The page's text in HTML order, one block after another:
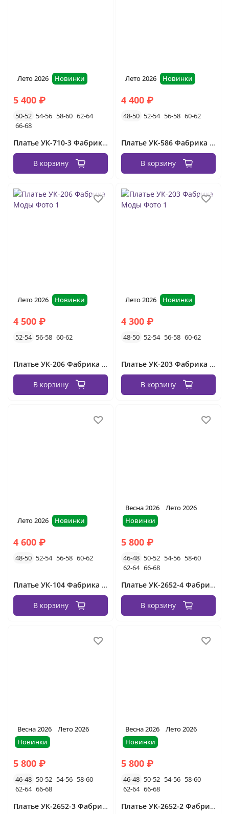
вечернее платье для мамы
платья на выпускной вечер
Лето 2026 Новинки
5 400 ₽
50-52 54-56 58-60 62-64
66-68
Платье УК-710-3 Фабрика Моды
В корзину
Лето 2026 Новинки
4 400 ₽
48-50 52-54 56-58 60-62
Платье УК-586 Фабрика Моды
В корзину
Лето 2026 Новинки
4 500 ₽
52-54 56-58 60-62
Платье УК-206 Фабрика Моды
В корзину
Лето 2026 Новинки
4 300 ₽
48-50 52-54 56-58 60-62
Платье УК-203 Фабрика Моды
В корзину
Лето 2026 Новинки
4 600 ₽
48-50 52-54 56-58 60-62
Платье УК-104 Фабрика Моды
В корзину
Весна 2026
Лето 2026
Новинки
5 800 ₽
46-48 50-52 54-56 58-60
62-64 66-68
Платье УК-2652-4 Фабрика Моды
В корзину
Весна 2026
Лето 2026
Новинки
5 800 ₽
46-48 50-52 54-56 58-60
62-64 66-68
Платье УК-2652-3 Фабрика Моды
Весна 2026
Лето 2026
Новинки
5 800 ₽
46-48 50-52 54-56 58-60
62-64 66-68
Платье УК-2652-2 Фабрика Моды